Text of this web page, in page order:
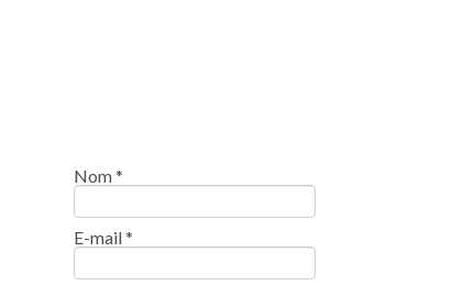
Nom*
E-mail*